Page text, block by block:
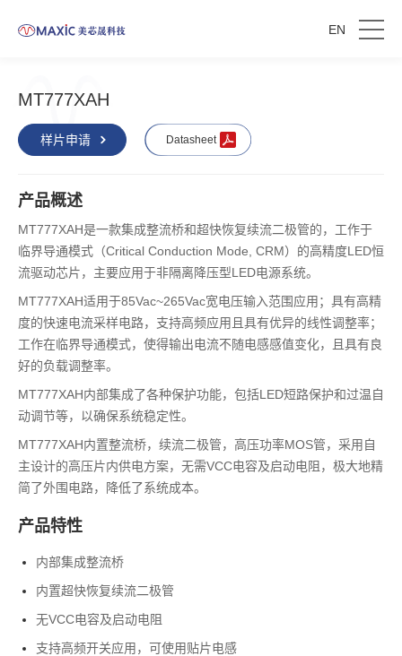
EN
MT777XAH
样片申请 Datasheet
产品概述
MT777XAH是一款集成整流桥和超快恢复续流二极管的，工作于
临界导通模式（Critical Conduction Mode, CRM）的高精度LED恒
流驱动芯片，主要应用于非隔离降压型LED电源系统。
MT777XAH适用于85Vac~265Vac宽电压输入范围应用；具有高精
度的快速电流采样电路，支持高频应用且具有优异的线性调整率；
工作在临界导通模式，使得输出电流不随电感感值变化，且具有良
好的负载调整率。
MT777XAH内部集成了各种保护功能，包括LED短路保护和过温自
动调节等，以确保系统稳定性。
MT777XAH内置整流桥，续流二极管，高压功率MOS管，采用自
主设计的高压片内供电方案，无需VCC电容及启动电阻，极大地精
简了外围电路，降低了系统成本。
产品特性
内部集成整流桥
内置超快恢复续流二极管
无VCC电容及启动电阻
支持高频开关应用，可使用贴片电感